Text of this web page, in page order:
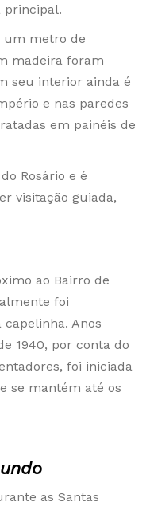
principal.
um metro de
madeira foram
seu interior ainda é
e nas paredes
em painéis de
Rosário e é
visitação guiada,
ao Bairro de
foi
Anos
1940, por conta do
foi iniciada
se mantém até os
as Santas